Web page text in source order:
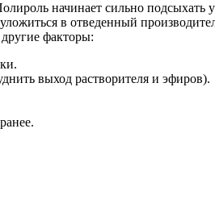
начинает сильно подсыхать
в отведенный
факторы:
выход растворителя и эфиров).